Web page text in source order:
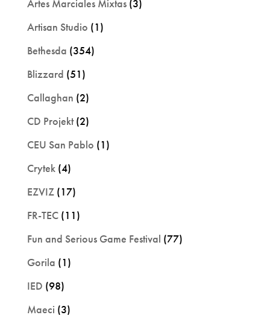
Artes Marciales Mixtas(3)
Artisan Studio (1)
Bethesda (354)
Blizzard (51)
Callaghan (2)
CD Projekt(2)
CEU San Pablo (1)
Crytek(4)
EZVIZ(17)
FR-TEC(11)
Fun and Serious Game Festival (77)
Gorila (1)
IED (98)
Maeci (3)